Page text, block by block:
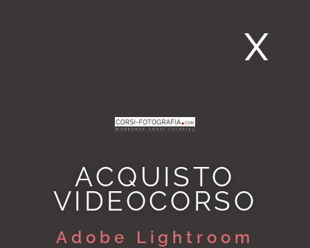
X
ACQUISTO
VIDEOCORSO
Adobe Lightroom